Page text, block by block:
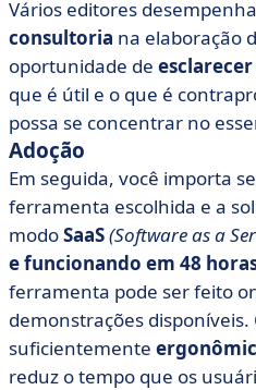
Vários editores
consultoria na elaboração
oportunidade de esclarecer
que é útil e o que é
possa se concentrar no
Adoção
Em seguida, você importa
ferramenta escolhida e a
modoSaaS(Software as a
e funcionando em 48
ferramenta pode ser feito
demonstrações disponíveis.
suficientemente
reduz o tempo que os